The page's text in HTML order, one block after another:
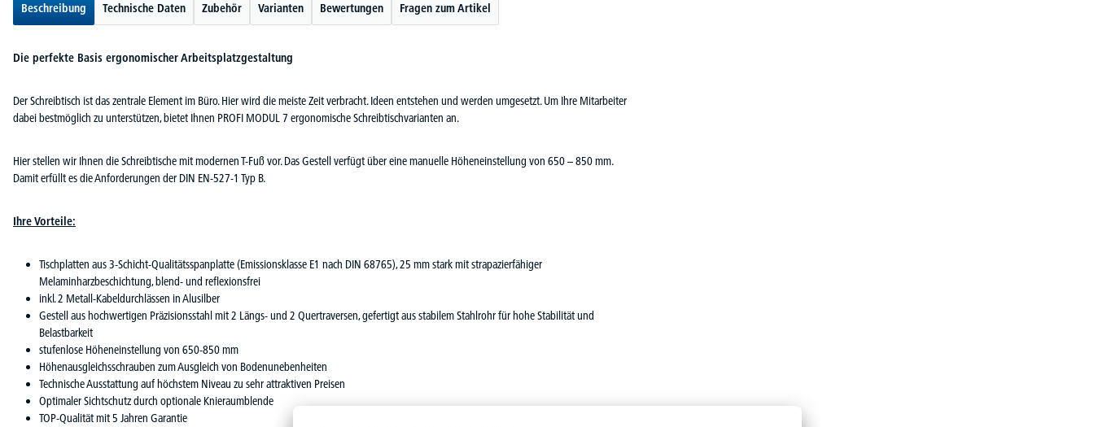
Beschreibung Technische Daten Zubehör Varianten Bewertungen Fragen zum Artikel
Die perfekte Basis ergonomischer Arbeitsplatzgestaltung
Der Schreibtisch ist das zentrale Element im Büro. Hier wird die meiste Zeit verbracht. Ideen entstehen und werden umgesetzt. Um Ihre Mitarbeiter
dabei bestmöglich zu unterstützen, bietet Ihnen PROFI MODUL 7 ergonomische Schreibtischvarianten an.
Hier stellen wir Ihnen die Schreibtische mit modernen T-Fuß vor. Das Gestell verfügt über eine manuelle Höheneinstellung von 650 – 850 mm.
Damit erfüllt es die Anforderungen der DIN EN-527-1 Typ B.
Ihre Vorteile:
Tischplatten aus 3-Schicht-Qualitätsspanplatte (Emissionsklasse E1 nach DIN 68765), 25 mm stark mit strapazierfähiger
Melaminharzbeschichtung, blend- und reflexionsfrei
inkl. 2 Metall-Kabeldurchlässen in Alusilber
Gestell aus hochwertigen Präzisionsstahl mit 2 Längs- und 2 Quertraversen, gefertigt aus stabilem Stahlrohr für hohe Stabilität und
Belastbarkeit
stufenlose Höheneinstellung von 650-850 mm
Höhenausgleichsschrauben zum Ausgleich von Bodenunebenheiten
Technische Ausstattung auf höchstem Niveau zu sehr attraktiven Preisen
Optimaler Sichtschutz durch optionale Knieraumblende
TOP-Qualität mit 5 Jahren Garantie